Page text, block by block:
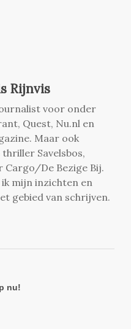
Rijnvis
voor onder
Quest, Nu.nl en
Maar ook
Savelsbos,
Cargo/De Bezige Bij.
mijn inzichten en
gebied van schrijven.
nu!